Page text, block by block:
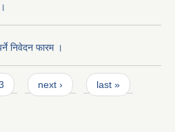
निवेदन फारम ।
next › last »